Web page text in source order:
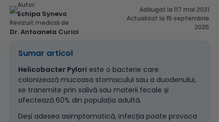
Autor:
Echipa Synevo
Revizuit medical de
Dr. Antoanela Curici
Adăugat la 07 mai 2021
Actualizat la 15 septembrie
2025
Sumar articol
Helicobacter Pylori este o bacterie care
colonizează mucoasa stomacului sau a duodenului,
se transmite prin salivă sau materii fecale și
afectează 60% din populația adultă.
Deși adesea asimptomatică, infecția poate provoca